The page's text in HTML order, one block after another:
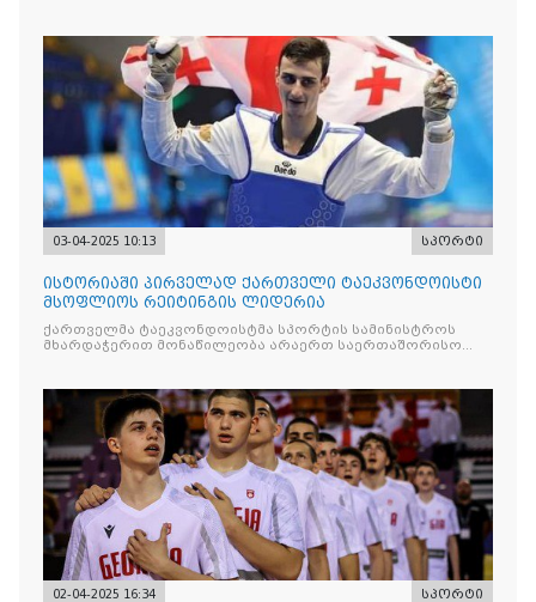
03-04-2025 10:13 სპორტი
ისტორიაში პირველად ქართველი ტაეკვონდოისტი
მსოფლიოს რეიტინგის ლიდერია
ქართველმა ტაეკვონდოისტმა სპორტის სამინისტროს
მხარდაჭერით მონაწილეობა არაერთ საერთაშორისო
02-04-2025 16:34 სპორტი